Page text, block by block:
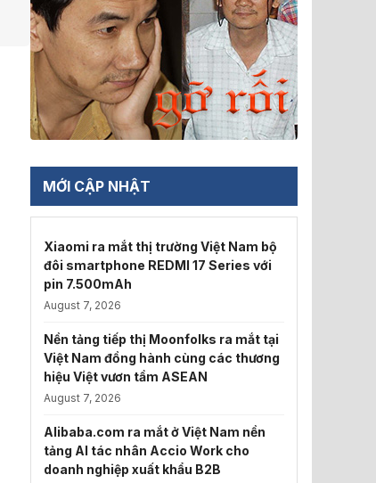
MỚI CẬP NHẬT
Xiaomi ra mắt thị trường Việt Nam bộ
đôi smartphone REDMI 17 Series với
pin 7.500mAh
August 7, 2026
Nền tảng tiếp thị Moonfolks ra mắt tại
Việt Nam đồng hành cùng các thương
hiệu Việt vươn tầm ASEAN
August 7, 2026
Alibaba.com ra mắt ở Việt Nam nền
tảng AI tác nhân Accio Work cho
doanh nghiệp xuất khẩu B2B